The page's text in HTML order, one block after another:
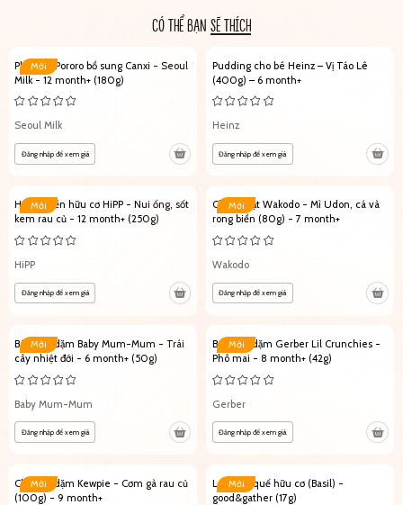
CÓ THỂ BẠN SẼ THÍCH
Mới
Phô mai Pororo bổ sung Canxi - Seoul
Milk - 12 month+ (180g)
Seoul Milk
Đăng nhập để xem giá
Pudding cho bé Heinz – Vị Táo Lê
(400g) – 6 month+
Heinz
Đăng nhập để xem giá
Mới
Hộp ăn liền hữu cơ HiPP - Nui ống, sốt
kem rau củ - 12 month+ (250g)
HiPP
Đăng nhập để xem giá
Mới
Cháo Nhật Wakodo - Mì Udon, cá và
rong biển (80g) - 7 month+
Wakodo
Đăng nhập để xem giá
Mới
Bánh ăn dặm Baby Mum-Mum - Trái
cây nhiệt đới - 6 month+ (50g)
Baby Mum-Mum
Đăng nhập để xem giá
Mới
Bánh ăn dặm Gerber Lil Crunchies -
Phô mai - 8 month+ (42g)
Gerber
Đăng nhập để xem giá
Mới
Cháo ăn dặm Kewpie - Cơm gà rau củ
(100g) - 9 month+
Mới
Lá húng quế hữu cơ (Basil) -
good&gather (17g)